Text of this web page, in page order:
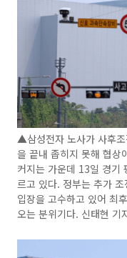
▲삼성전자 노사가 사후
을 끝내 좁히지 못해 협상
커지는 가운데 13일 경기
르고 있다. 정부는 추가
입장을 고수하고 있어 최
오는 분위기다. 신태현